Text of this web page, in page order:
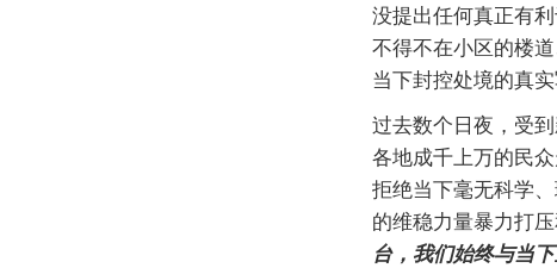
没提出任何真正有
不得不在小区的楼
当下封控处境的真实
过去数个日夜，受
各地成千上万的民
拒绝当下毫无科学
的维稳力量暴力打压
台，我们始终与当